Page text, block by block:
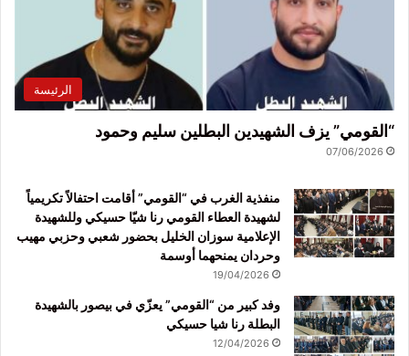
الرئيسة
“القومي” يزف الشهيدين البطلين سليم وحمود
07/06/2026
منفذية الغرب في “القومي” أقامت احتفالاً تكريمياً
لشهيدة العطاء القومي رنا شيّا حسيكي وللشهيدة
الإعلامية سوزان الخليل بحضور شعبي وحزبي مهيب
وحردان يمنحهما أوسمة
19/04/2026
وفد كبير من “القومي” يعزّي في بيصور بالشهيدة
البطلة رنا شيا حسيكي
12/04/2026